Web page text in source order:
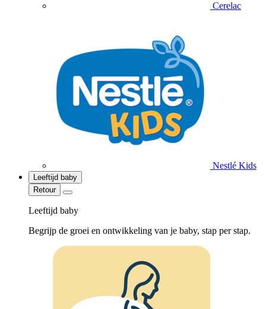
Cerelac
Nestlé Kids
Leeftijd baby
Retour
Leeftijd baby
Begrijp de groei en ontwikkeling van je baby, stap per stap.